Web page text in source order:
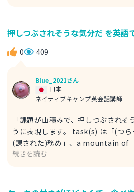
to school. 母は、学校に持って行く
affection 愛情 例文 The big affection of a mother for
her children. 母親の子供への大きな愛情
押しつぶされそうな気分だ を英語
0 409
Blue_2021さん
ネイティブキャンプ英会話講師
日本
「課題が山積みで、押しつぶされそ
うに表現します。 task(s) は「(つらくて骨の折れる)仕事、
(課された)務め」、a mountain of
overwhelmed 「(精神的に)圧倒され
that I could hardly talk. 彼女がいたためすっかり圧倒され
て口もよくきけなかった。 presence 存在、あること、現
続きを読む